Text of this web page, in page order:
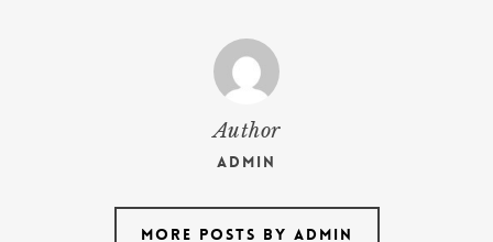
Author
Admin
More posts by Admin